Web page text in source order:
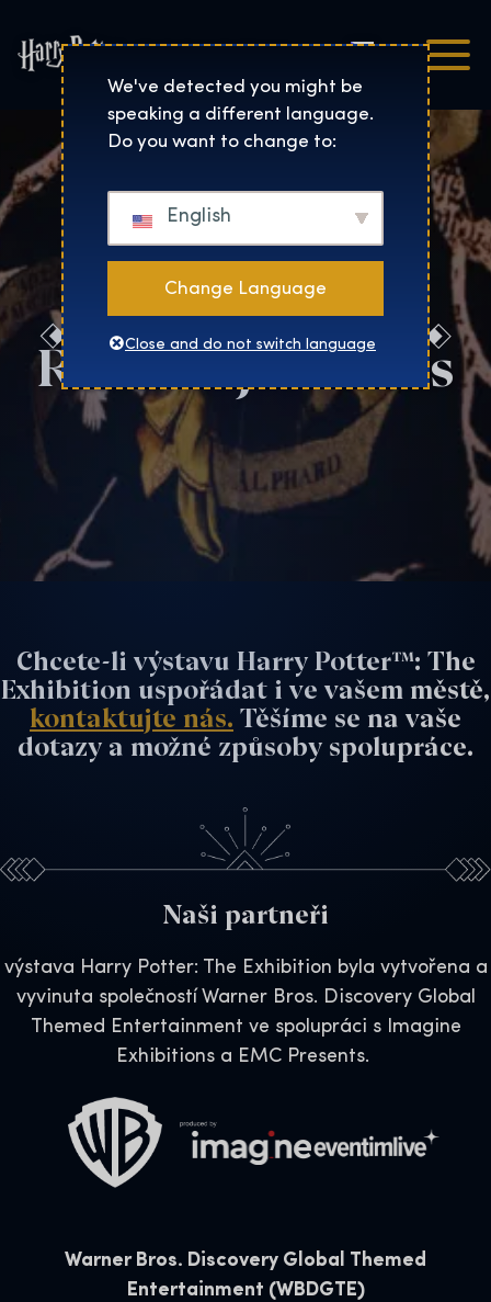
Harry Potter™: The
Čeština
Rezervujte si nás
Chcete-li výstavu Harry Potter™: The
Exhibition uspořádat i ve vašem městě,
kontaktujte nás. Těšíme se na vaše
dotazy a možné způsoby spolupráce.
Naši partneři
výstava Harry Potter: The Exhibition byla vytvořena a
vyvinuta společností Warner Bros. Discovery Global
Themed Entertainment ve spolupráci s Imagine
Exhibitions a EMC Presents.
Warner Bros. Discovery Global Themed
Entertainment (WBDGTE)
We've detected you might be
speaking a different language.
Do you want to change to:
English
Change Language
Close and do not switch language